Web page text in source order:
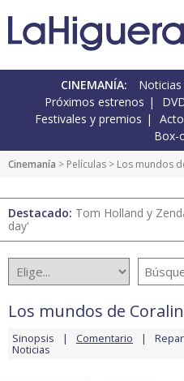
CINEMANÍA: Noticias
Próximos estrenos
Festivales y premios
Box-
Cinemanía > Películas > Los mundos
Destacado: Tom Holland y
day'
Los mundos de
Sinopsis Comentario
Noticias